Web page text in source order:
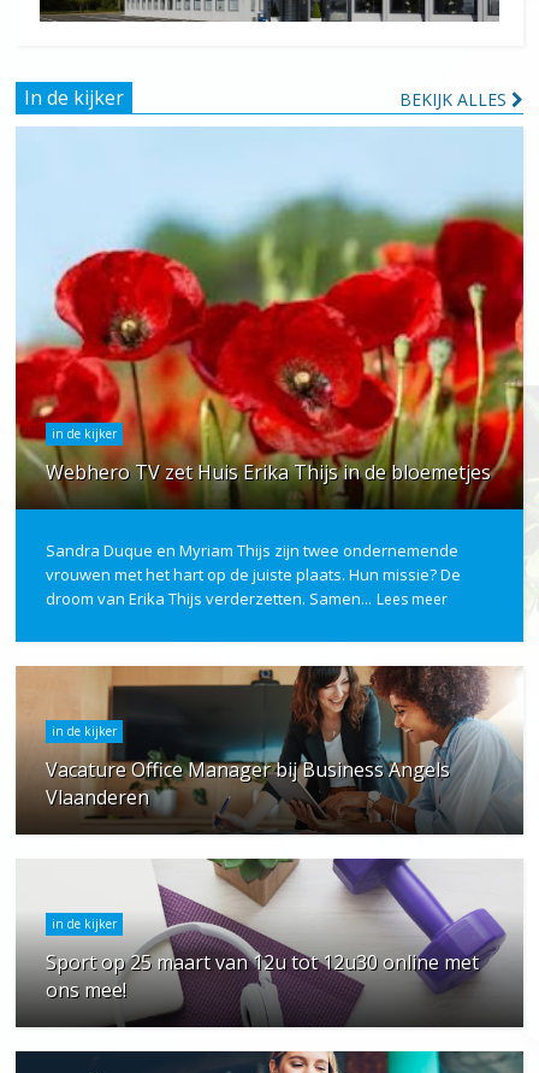
In de kijker BEKIJK ALLES
in de kijker
Webhero TV zet Huis Erika Thijs in de bloemetjes
Sandra Duque en Myriam Thijs zijn twee ondernemende
vrouwen met het hart op de juiste plaats. Hun missie? De
droom van Erika Thijs verderzetten. Samen... Lees meer
in de kijker
Vacature Office Manager bij Business Angels
Vlaanderen
in de kijker
Sport op 25 maart van 12u tot 12u30 online met
ons mee!